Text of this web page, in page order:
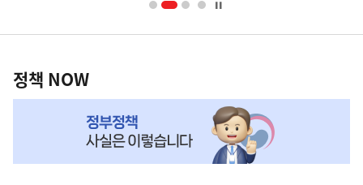
영
책
NOW,
정책 NOW